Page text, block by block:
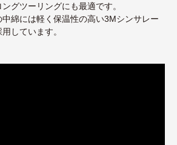
グツーリングにも最適です。
綿には軽く保温性の高い3Mシンサレー
しています。